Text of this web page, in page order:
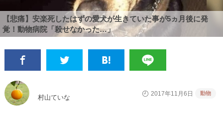
【悲痛】安楽死したはずの愛犬が生きていた事が5ヵ月後に発
覚！動物病院「殺せなかった…」
村山ていな
2017年11月6日 動物